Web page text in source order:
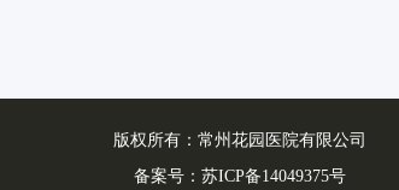
版权所有：常州花园医院有限公司
备案号： 苏ICP备14049375号